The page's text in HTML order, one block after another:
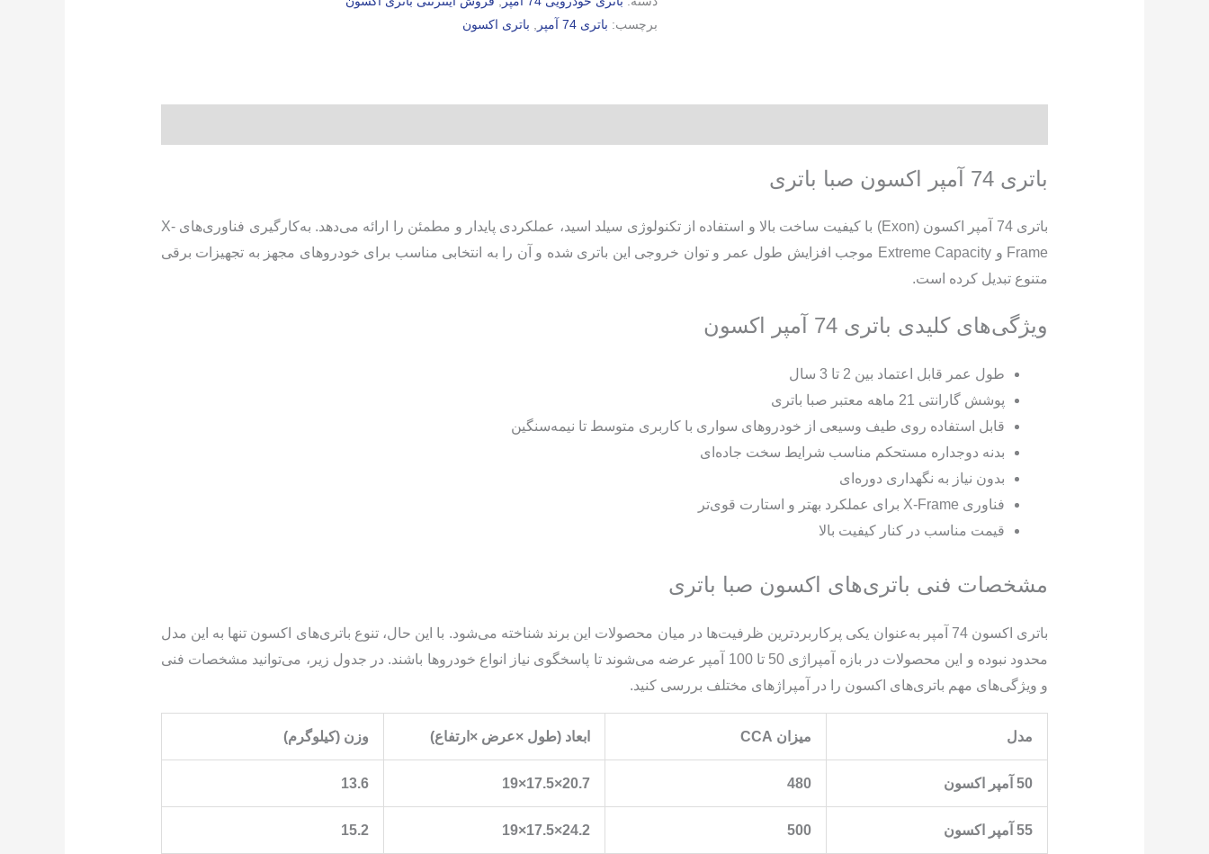
برچسب: باتری 74 آمپر باتری اکسون
باتری 74 آمپر اکسون صبا باتری
باتری 74 آمپر اکسون (Exon) با کیفیت ساخت بالا و استفاده از تکنولوژی سیلد اسید، عملکردی پایدار و مطمئن را ارائه می‌دهد. به‌کارگیری فناوری‌های X-
Frame و Extreme Capacity موجب افزایش طول عمر و توان خروجی این باتری شده و آن را به انتخابی مناسب برای خودروهای مجهز به تجهیزات برقی
متنوع تبدیل کرده است.
ویژگی‌های کلیدی باتری 74 آمپر اکسون
طول عمر قابل اعتماد بین 2 تا 3 سال
پوشش گارانتی 21 ماهه معتبر صبا باتری
قابل استفاده روی طیف وسیعی از خودروهای سواری با کاربری متوسط تا نیمه‌سنگین
بدنه دوجداره مستحکم مناسب شرایط سخت جاده‌ای
بدون نیاز به نگهداری دوره‌ای
فناوری X-Frame برای عملکرد بهتر و استارت قوی‌تر
قیمت مناسب در کنار کیفیت بالا
مشخصات فنی باتری‌های اکسون صبا باتری
باتری اکسون 74 آمپر به‌عنوان یکی پر‌کاربرد‌ترین ظرفیت‌ها در میان محصولات این برند شناخته می‌شود. با این حال، تنوع باتری‌های اکسون تنها به این مدل
محدود نبوده و این محصولات در بازه آمپراژی 50 تا 100 آمپر عرضه می‌شوند تا پاسخگوی نیاز انواع خودروها باشند. در جدول زیر، می‌توانید مشخصات فنی
و ویژگی‌های مهم باتری‌های اکسون را در آمپراژهای مختلف بررسی کنید.
مدل میزان CCA ابعاد (طول ×عرض × ارتفاع) وزن (کیلوگرم)
50 آمپر اکسون 480
20.7×17.5×19
13.6
55 آمپر اکسون 500
24.2×17.5×19
15.2